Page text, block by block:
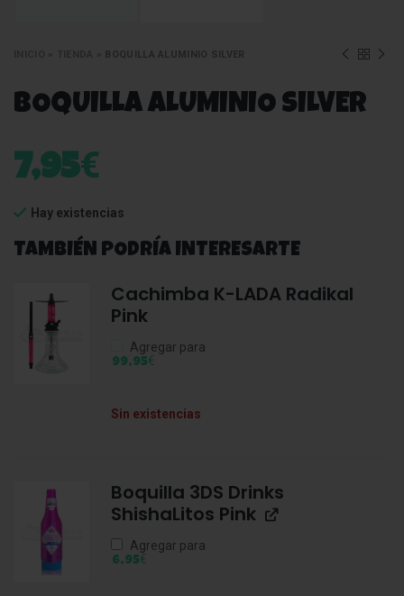
BOQUILLA ALUMINIO SILVER
BOQUILLA ALUMINIO SILVER
7,95€
Hay existencias
TAMBIÉN PODRÍA INTERESARTE
Cachimba K-LADA Radikal
Pink
Agregar para
99,95€
Sin existencias
Boquilla 3DS Drinks
ShishaLitos Pink
Agregar para
6,95€